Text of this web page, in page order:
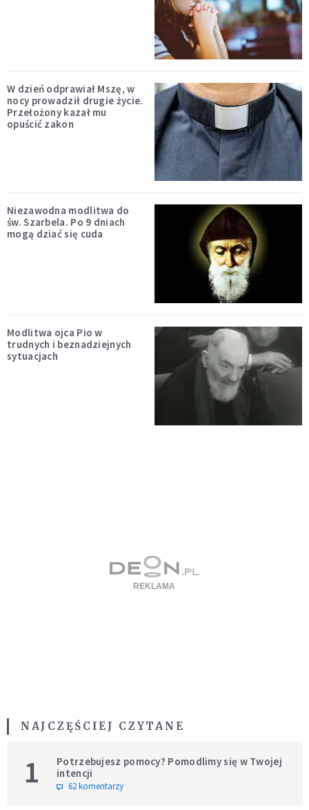
W dzień odprawiał Mszę, w
nocy prowadził drugie życie.
Przełożony kazał mu
opuścić zakon
Niezawodna modlitwa do
św. Szarbela. Po 9 dniach
mogą dziać się cuda
Modlitwa ojca Pio w
trudnych i beznadziejnych
sytuacjach
NAJCZĘŚCIEJ CZYTANE
1
Potrzebujesz pomocy? Pomodlimy się w Twojej
intencji
62 komentarzy